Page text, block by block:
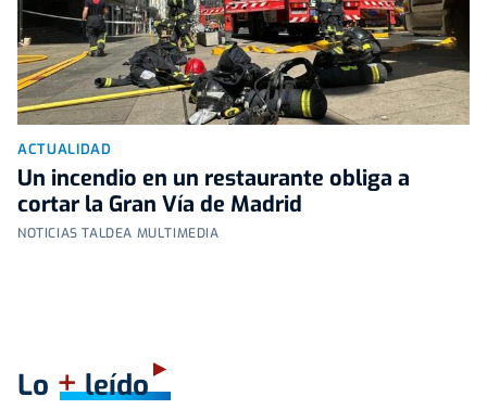
ACTUALIDAD
Un incendio en un restaurante obliga a
cortar la Gran Vía de Madrid
NOTICIAS TALDEA MULTIMEDIA
Lo +leído